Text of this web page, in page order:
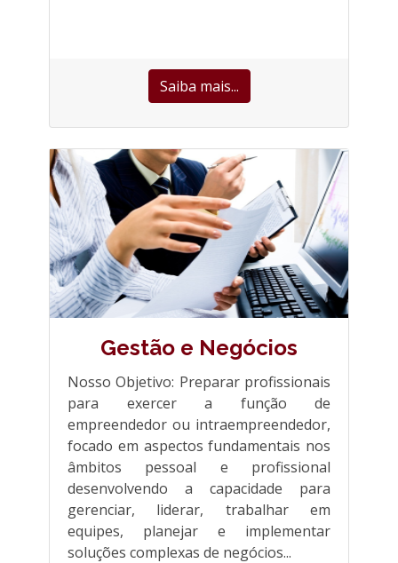
Saiba mais...
Gestão e Negócios
Nosso Objetivo: Preparar profissionais
para exercer a função de
empreendedor ou intraempreendedor,
focado em aspectos fundamentais nos
âmbitos pessoal e profissional
desenvolvendo a capacidade para
gerenciar, liderar, trabalhar em
equipes, planejar e implementar
soluções complexas de negócios...